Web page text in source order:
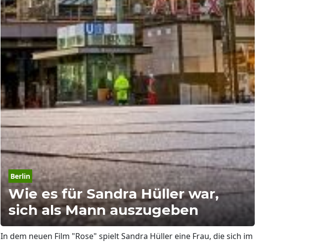
Berlin
Wie es für Sandra Hüller war,
sich als Mann auszugeben
In dem neuen Film "Rose" spielt Sandra Hüller eine Frau, die sich im